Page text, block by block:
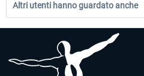
Altri utenti hanno guardato anche